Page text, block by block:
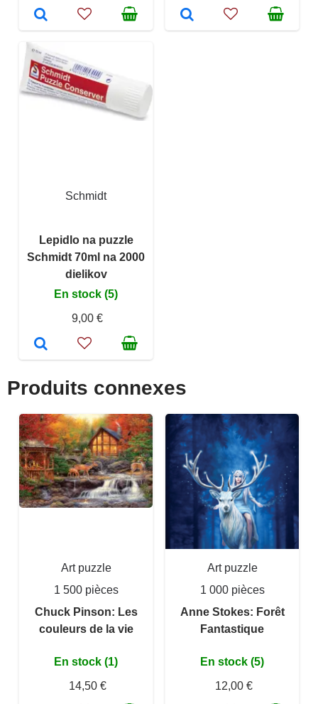
Schmidt
Lepidlo na puzzle
Schmidt 70ml na 2000
dielikov
En stock (5)
9,00 €
Produits connexes
Art puzzle
1 500 pièces
Chuck Pinson: Les
couleurs de la vie
En stock (1)
14,50 €
Art puzzle
1 000 pièces
Anne Stokes: Forêt
Fantastique
En stock (5)
12,00 €